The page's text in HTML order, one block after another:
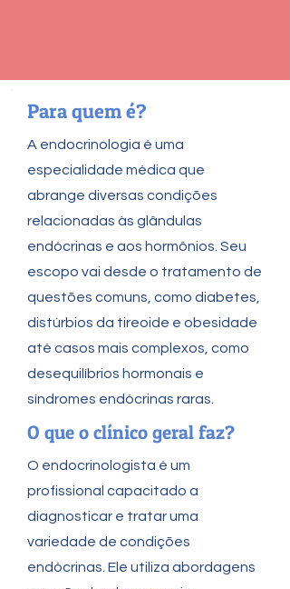
Para quem é?
A endocrinologia é uma
especialidade médica que
abrange diversas condições
relacionadas às glândulas
endócrinas e aos hormônios. Seu
escopo vai desde o tratamento de
questões comuns, como diabetes,
distúrbios da tireoide e obesidade
até casos mais complexos, como
desequilíbrios hormonais e
síndromes endócrinas raras.
O que o clínico geral faz?
O endocrinologista é um
profissional capacitado a
diagnosticar e tratar uma
variedade de condições
endócrinas. Ele utiliza abordagens